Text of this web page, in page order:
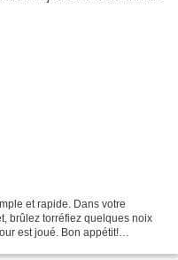
et rapide. Dans votre
brûlez torréfiez quelques noix
est joué. Bon appétit!